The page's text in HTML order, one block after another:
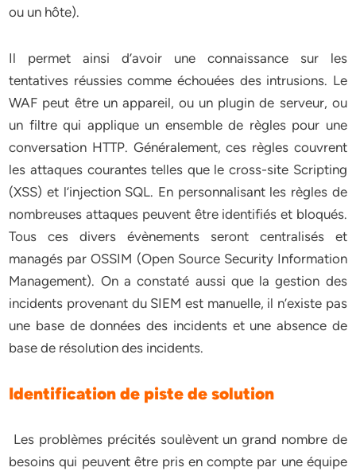
ou un hôte).
Il permet ainsi d’avoir une connaissance sur les
tentatives réussies comme échouées des intrusions. Le
WAF peut être un appareil, ou un plugin de serveur, ou
un filtre qui applique un ensemble de règles pour une
conversation HTTP. Généralement, ces règles couvrent
les attaques courantes telles que le cross-site Scripting
(XSS) et l’injection SQL. En personnalisant les règles de
nombreuses attaques peuvent être identifiés et bloqués.
Tous ces divers évènements seront centralisés et
managés par OSSIM (Open Source Security Information
Management). On a constaté aussi que la gestion des
incidents provenant du SIEM est manuelle, il n’existe pas
une base de données des incidents et une absence de
base de résolution des incidents.
Identification de piste de solution
Les problèmes précités soulèvent un grand nombre de
besoins qui peuvent être pris en compte par une équipe